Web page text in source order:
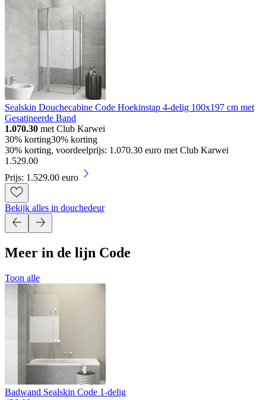
Sealskin Douchecabine Code Hoekinstap 4-delig 100x197 cm met
Gesatineerde Band
1.070.30 met Club Karwei
30% korting30% korting
30% korting, voordeelprijs: 1.070.30 euro met Club Karwei
1 .529.00
Prijs: 1.529.00 euro
Bekijk alles in douchedeur
Meer in de lijn Code
Toon alle
Badwand Sealskin Code 1-delig